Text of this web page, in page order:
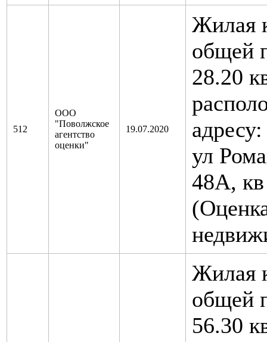
512
ООО
"Поволжское
агентство
оценки"
19.07.2020
Жилая
общей
28.20
ул
48А,
Жилая
общей
56.30